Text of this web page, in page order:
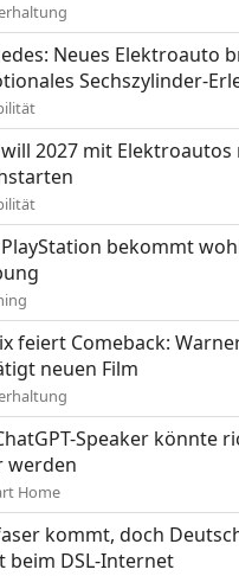
Neues Elektroauto
Sechszylinder-
2027 mit Elektroautos
bekommt
feiert Comeback:
neuen Film
Speaker könnte
werden
Home
kommt, doch
beim DSL-Internet